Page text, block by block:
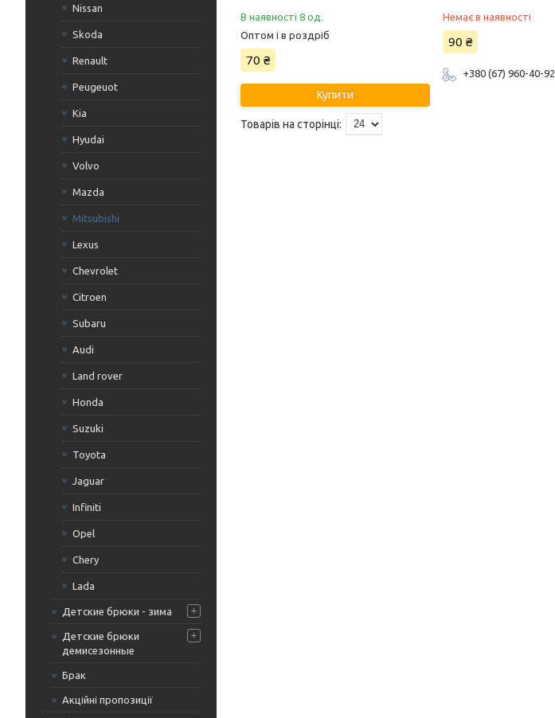
Nissan
Skoda
Renault
Peugeuot
Kia
Hyudai
Volvo
Mazda
Mitsubishi
Lexus
Chevrolet
Citroen
Subaru
Audi
Land rover
Honda
Suzuki
Toyota
Jaguar
Infiniti
Opel
Chery
Lada
Детские брюки - зима
Детские брюки
демисезонные
Брак
Акційні пропозиції
В наявності 8 од.
Оптом і в роздріб
70 ₴
Купити
Немає в наявності
90 ₴
+380 (67) 960-40-92